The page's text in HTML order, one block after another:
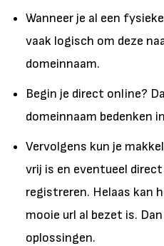
Wanneer je al een
vaak logisch om deze
domeinnaam.
Begin je direct online?
domeinnaam bedenken
Vervolgens kun je
vrij is en eventueel
registreren. Helaas kan
mooie url al bezet is.
oplossingen.